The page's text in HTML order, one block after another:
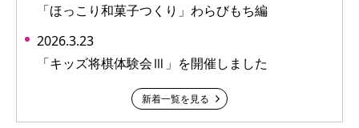
「ほっこり和菓子つくり」わらびもち編
2026.3.23
「キッズ将棋体験会Ⅲ」を開催しました
新着一覧を見る